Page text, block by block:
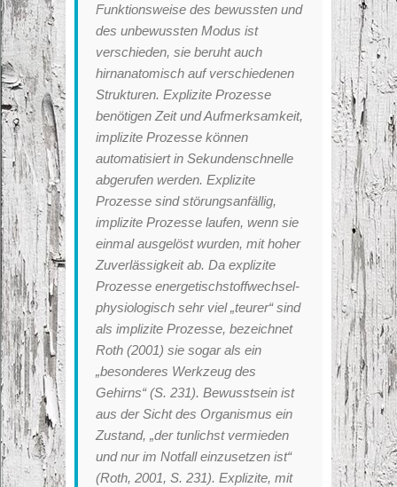
Funktionsweise des bewussten und
des unbewussten Modus ist
verschieden, sie beruht auch
hirnanatomisch auf verschiedenen
Strukturen. Explizite Prozesse
benötigen Zeit und Aufmerksamkeit,
implizite Prozesse können
automatisiert in Sekundenschnelle
abgerufen werden. Explizite
Prozesse sind störungsanfällig,
implizite Prozesse laufen, wenn sie
einmal ausgelöst wurden, mit hoher
Zuverlässigkeit ab. Da explizite
Prozesse energetischstoffwechsel-
physiologisch sehr viel „teurer“ sind
als implizite Prozesse, bezeichnet
Roth (2001) sie sogar als ein
„besonderes Werkzeug des
Gehirns“ (S. 231). Bewusstsein ist
aus der Sicht des Organismus ein
Zustand, „der tunlichst vermieden
und nur im Notfall einzusetzen ist“
(Roth, 2001, S. 231). Explizite, mit